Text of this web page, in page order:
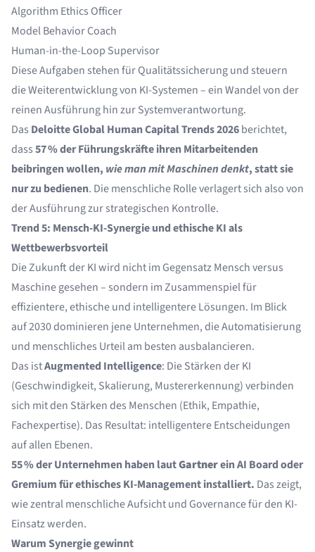
Algorithm Ethics Officer
Model Behavior Coach
Human-in-the-Loop Supervisor
Diese Aufgaben stehen für Qualitätssicherung und steuern
die Weiterentwicklung von KI-Systemen – ein Wandel von der
reinen Ausführung hin zur Systemverantwortung.
Das Deloitte Global Human Capital Trends 2026berichtet,
dass57 % der Führungskräfte ihren Mitarbeitenden
beibringen wollen, wie man mit Maschinen denkt, statt sie
nur zu bedienen. Die menschliche Rolle verlagert sich also von
der Ausführung zur strategischen Kontrolle.
Trend 5: Mensch-KI-Synergie und ethische KI als
Wettbewerbsvorteil
Die Zukunft der KI wird nicht im Gegensatz Mensch versus
Maschine gesehen – sondern im Zusammenspiel für
effizientere, ethische und intelligentere Lösungen. Im Blick
auf 2030 dominieren jene Unternehmen, die Automatisierung
und menschliches Urteil am besten ausbalancieren.
Das istAugmented Intelligence: Die Stärken der KI
(Geschwindigkeit, Skalierung, Mustererkennung) verbinden
sich mit den Stärken des Menschen (Ethik, Empathie,
Fachexpertise). Das Resultat: intelligentere Entscheidungen
auf allen Ebenen.
55 % der Unternehmen haben lautGartnerein AI Board oder
Gremium für ethisches KI-Management installiert. Das zeigt,
wie zentral menschliche Aufsicht und Governance für den KI-
Einsatz werden.
Warum Synergie gewinnt